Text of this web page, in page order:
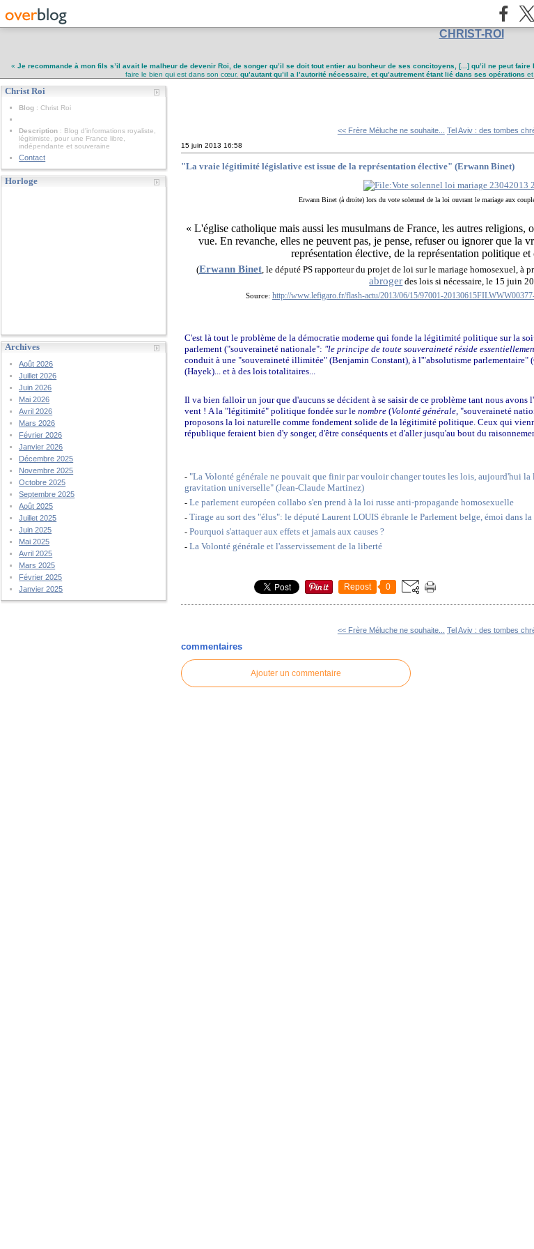
CHRIST-ROI
« Je recommande à mon fils s’il avait le malheur de devenir Roi, de songer qu’il se doit tout entier au bonheur de ses concitoyens, [...] qu’il ne peut
faire le bien qui est dans son cœur, qu’autant qu’il a l’autorité nécessaire, et qu’autrement étant lié dans ses opérations et
Christ Roi
Blog : Christ Roi
Description : Blog d'informations royaliste,
légitimiste, pour une France libre,
indépendante et souveraine
Contact
Horloge
Archives
Août 2026
Juillet 2026
Juin 2026
Mai 2026
Avril 2026
Mars 2026
Février 2026
Janvier 2026
Décembre 2025
Novembre 2025
Octobre 2025
Septembre 2025
Août 2025
Juillet 2025
Juin 2025
Mai 2025
Avril 2025
Mars 2025
Février 2025
Janvier 2025
<< Frère Méluche ne souhaite... Tel Aviv : des tombes
15 juin 2013 16:58
"La vraie légitimité législative est issue de la représentation élective" (Erwann Binet)
Erwann Binet (à droite) lors du vote solennel de la loi ouvrant le mariage aux
« L'église catholique mais aussi les musulmans de France, les autres
vue. En revanche, elles ne peuvent pas, je pense, refuser ou ignorer que la
représentation élective, de la représentation politique
(Erwann Binet, le député PS rapporteur du projet de loi sur le mariage homosexuel, à
abroger des lois si nécessaire, le 15 juin
Source: http://www.lefigaro.fr/flash-actu/2013/06/15/97001-
C'est là tout le problème de la démocratie moderne qui fonde la légitimité politique sur la
parlement ("souveraineté nationale": "le principe de toute souveraineté réside
conduit à une "souveraineté illimitée" (Benjamin Constant), à l'"absolutisme parlementaire"
(Hayek)... et à des lois totalitaires...
Il va bien falloir un jour que d'aucuns se décident à se saisir de ce problème tant nous
vent ! A la "légitimité" politique fondée sur lenombre (Volonté générale , "souveraineté
proposons la loi naturelle comme fondement solide de la légitimité politique. Ceux qui
république feraient bien d'y songer, d'être conséquents et d'aller jusqu'au bout du
- "La Volonté générale ne pouvait que finir par vouloir changer toutes les lois, aujourd'hui
gravitation universelle" (Jean-Claude Martinez)
-Le parlement européen collabo s'en prend à la loi russe anti-propagande homosexuelle
-Tirage au sort des "élus": le député Laurent LOUIS ébranle le Parlement belge, émoi dans
-Pourquoi s'attaquer aux effets et jamais aux causes ?
-La Volonté générale et l'asservissement de la liberté
Repost 0
<< Frère Méluche ne souhaite... Tel Aviv : des tombes
commentaires
Ajouter un commentaire